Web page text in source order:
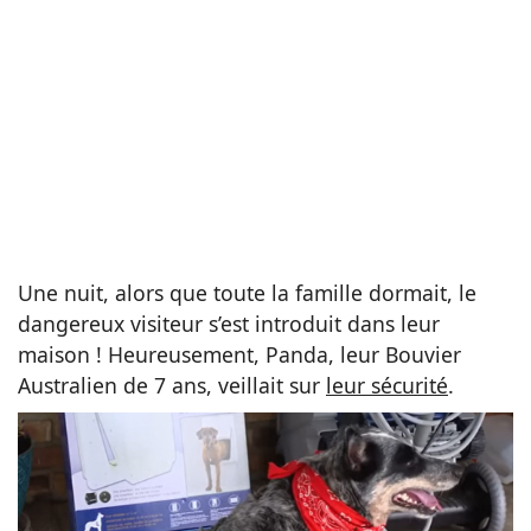
Une nuit, alors que toute la famille dormait, le
dangereux visiteur s’est introduit dans leur
maison ! Heureusement, Panda, leur Bouvier
Australien de 7 ans, veillait sur leur sécurité.